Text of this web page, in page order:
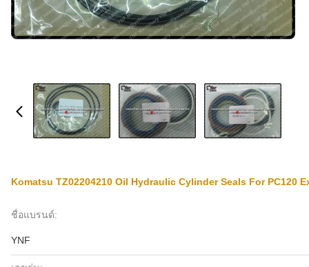
Komatsu TZ02204210 Oil Hydraulic Cylinder Seals For PC120
ชื่อแบรนด์:
YNF